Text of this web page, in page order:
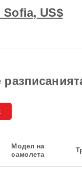
US$
Модел на
самолета